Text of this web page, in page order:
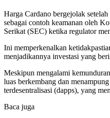
Harga Cardano bergejolak
sebagai contoh keamanan oleh
Serikat (SEC) ketika regulator
Ini memperkenalkan
menjadikannya investasi yang
Meskipun mengalami
luas berkembang dan
terdesentralisasi (dapps), yang
Baca juga